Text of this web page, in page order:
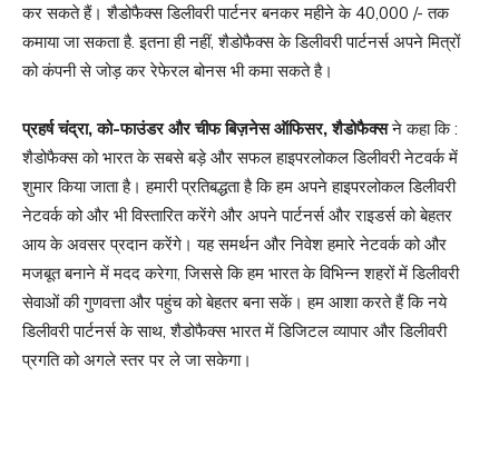
कर सकते हैं। शैडोफैक्स डिलीवरी पार्टनर बनकर महीने के 40,000 /- तक
कमाया जा सकता है. इतना ही नहीं, शैडोफैक्स के डिलीवरी पार्टनर्स अपने मित्रों
को कंपनी से जोड़ कर रेफेरल बोनस भी कमा सकते है।
प्रहर्ष चंद्रा, को-फाउंडर और चीफ बिज़नेस ऑफिसर, शैडोफैक्सने कहा कि :
शैडोफैक्स को भारत के सबसे बड़े और सफल हाइपरलोकल डिलीवरी नेटवर्क में
शुमार किया जाता है। हमारी प्रतिबद्धता है कि हम अपने हाइपरलोकल डिलीवरी
नेटवर्क को और भी विस्तारित करेंगे और अपने पार्टनर्स और राइडर्स को बेहतर
आय के अवसर प्रदान करेंगे। यह समर्थन और निवेश हमारे नेटवर्क को और
मजबूत बनाने में मदद करेगा, जिससे कि हम भारत के विभिन्न शहरों में डिलीवरी
सेवाओं की गुणवत्ता और पहुंच को बेहतर बना सकें। हम आशा करते हैं कि नये
डिलीवरी पार्टनर्स के साथ, शैडोफैक्स भारत में डिजिटल व्यापार और डिलीवरी
प्रगति को अगले स्तर पर ले जा सकेगा।